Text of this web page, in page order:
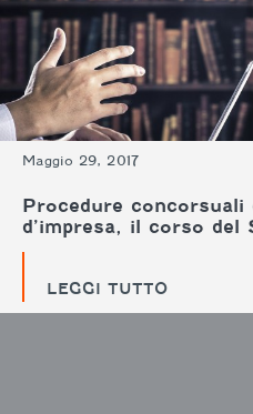
Maggio 29, 2017
Procedure concorsuali
d’impresa, il corso del
LEGGI TUTTO